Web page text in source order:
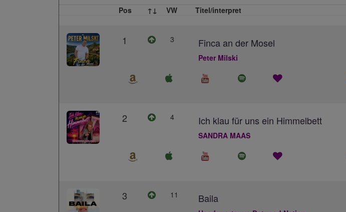
Pos ↑↓ VW Titel/interpret
1 3 Finca an der Mosel
Peter Milski
2 4 Ich klau für uns ein Himmelbett
SANDRA MAAS
3 11 Baila